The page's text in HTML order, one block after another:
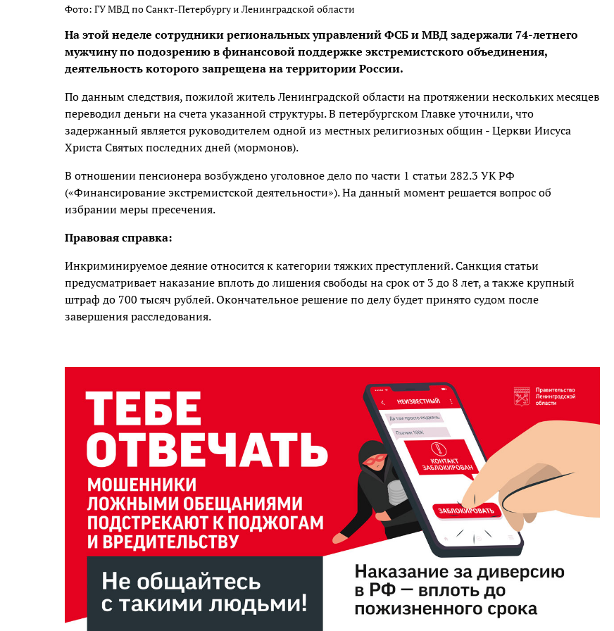
Фото: ГУ МВД по Санкт-Петербургу и Ленинградской области
На этой неделе сотрудники региональных управлений ФСБ и МВД задержали 74-летнего
мужчину по подозрению в финансовой поддержке экстремистского объединения,
деятельность которого запрещена на территории России.
По данным следствия, пожилой житель Ленинградской области на протяжении нескольких месяцев
переводил деньги на счета указанной структуры. В петербургском Главке уточнили, что
задержанный является руководителем одной из местных религиозных общин - Церкви Иисуса
Христа Святых последних дней (мормонов).
В отношении пенсионера возбуждено уголовное дело по части 1 статьи 282.3 УК РФ
(«Финансирование экстремистской деятельности»). На данный момент решается вопрос об
избрании меры пресечения.
Правовая справка:
Инкриминируемое деяние относится к категории тяжких преступлений. Санкция статьи
предусматривает наказание вплоть до лишения свободы на срок от 3 до 8 лет, а также крупный
штраф до 700 тысяч рублей. Окончательное решение по делу будет принято судом после
завершения расследования.